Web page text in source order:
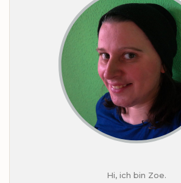
Hi, ich bin Zoe.